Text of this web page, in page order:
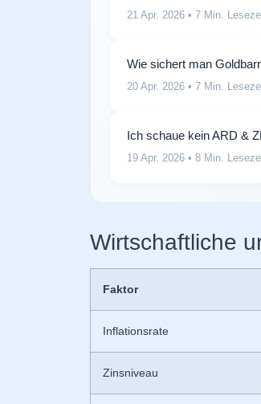
21 Apr. 2026 • 7 Min.
Wie sichert man
20 Apr. 2026 • 7 Min.
Ich schaue kein ARD &
19 Apr. 2026 • 8 Min.
Wirtschaftliche
Faktor
Inflationsrate
Zinsniveau